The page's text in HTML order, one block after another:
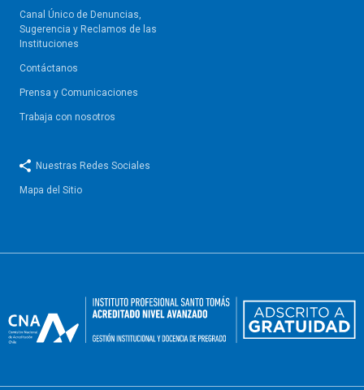
Canal Único de Denuncias,
Sugerencia y Reclamos de las
Instituciones
Contáctanos
Prensa y Comunicaciones
Trabaja con nosotros
Nuestras Redes Sociales
Mapa del Sitio